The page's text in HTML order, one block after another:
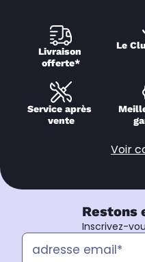
Livraison
offerte*
Le
Service après
vente
Voir
Restons
Inscrivez-